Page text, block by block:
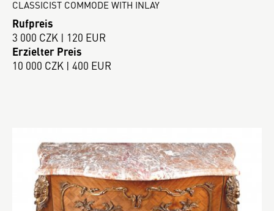
CLASSICIST COMMODE WITH INLAY
Rufpreis
3 000 CZK | 120 EUR
Erzielter Preis
10 000 CZK | 400 EUR